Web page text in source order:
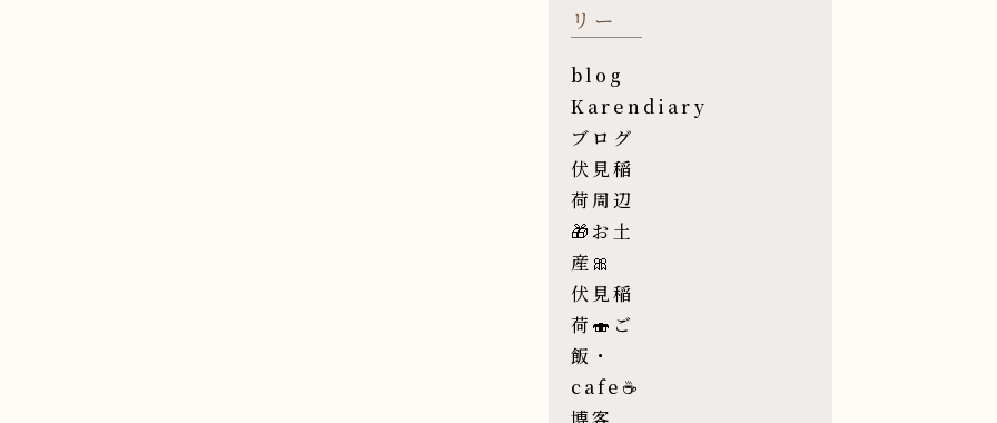
リー
blog
Karendiary
ブログ
伏見稲
荷周辺
🎁お土
産🎀
伏見稲
荷🍣ご
飯・
cafe☕️